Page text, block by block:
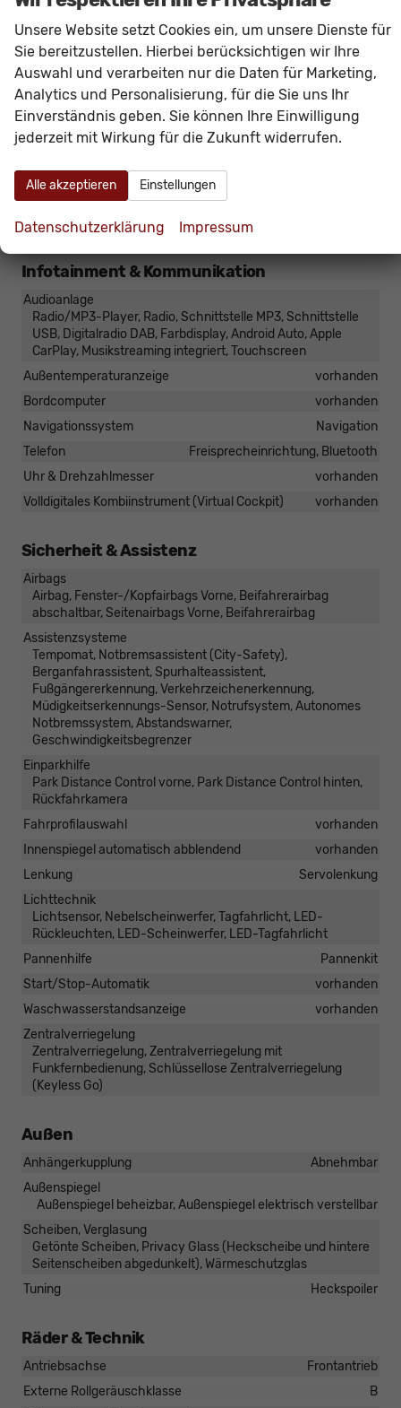
Klimatisierung
Klimaautomatik, 2-Zonen-Klimaautomatik
Laderaumabdeckung
vorhanden
in Leder, höhenverstellbar, mit Multifunktionen, mit
Lenkradheizung
Sitze
Isofix (Kindersitzbefestigung), Rücksitzbank hinten geteilt,
Sitze: Lordosenstütze
Höhenverstellbarer Fahrer- und Beifahrersitz
Infotainment & Kommunikation
Audioanlage
Radio/MP3-Player, Radio, Schnittstelle MP3, Schnittstelle
USB, Digitalradio DAB, Farbdisplay, Android Auto, Apple
CarPlay, Musikstreaming integriert, Touchscreen
Außentemperaturanzeige
vorhanden
Bordcomputer
vorhanden
Navigationssystem
Navigation
Telefon
Freisprecheinrichtung, Bluetooth
Uhr & Drehzahlmesser
vorhanden
Volldigitales Kombiinstrument (Virtual Cockpit)
vorhanden
Sicherheit & Assistenz
Airbags
Airbag, Fenster-/Kopfairbags Vorne, Beifahrerairbag
abschaltbar, Seitenairbags Vorne, Beifahrerairbag
Assistenzsysteme
Tempomat, Notbremsassistent (City-Safety),
Berganfahrassistent, Spurhalteassistent,
Fußgängererkennung, Verkehrzeichenerkennung,
Müdigkeitserkennungs-Sensor, Notrufsystem, Autonomes
Notbremssystem, Abstandswarner,
Geschwindigkeitsbegrenzer
Einparkhilfe
Park Distance Control vorne, Park Distance Control hinten,
Rückfahrkamera
Fahrprofilauswahl
vorhanden
Innenspiegel automatisch abblendend
vorhanden
Lenkung
Servolenkung
Lichttechnik
Lichtsensor, Nebelscheinwerfer, Tagfahrlicht, LED-
Rückleuchten, LED-Scheinwerfer, LED-Tagfahrlicht
Pannenhilfe
Pannenkit
Start/Stop-Automatik
vorhanden
Waschwasserstandsanzeige
vorhanden
Zentralverriegelung
Zentralverriegelung, Zentralverriegelung mit
Funkfernbedienung, Schlüssellose Zentralverriegelung
(Keyless Go)
Außen
Anhängerkupplung
Abnehmbar
Außenspiegel
Außenspiegel beheizbar, Außenspiegel elektrisch verstellbar
Scheiben, Verglasung
Getönte Scheiben, Privacy Glass (Heckscheibe und hintere
Seitenscheiben abgedunkelt), Wärmeschutzglas
Tuning
Heckspoiler
Räder & Technik
Antriebsachse
Frontantrieb
Externe Rollgeräuschklasse
B
Unsere Website setzt Cookies ein, um unsere Dienste für
Sie bereitzustellen. Hierbei berücksichtigen wir Ihre
Auswahl und verarbeiten nur die Daten für Marketing,
Analytics und Personalisierung, für die Sie uns Ihr
Einverständnis geben. Sie können Ihre Einwilligung
jederzeit mit Wirkung für die Zukunft widerrufen.
Alle akzeptieren Einstellungen
Datenschutzerklärung Impressum